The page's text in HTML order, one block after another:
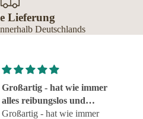
Lieferung
Deutschlands
Großartig - hat wie immer
alles reibungslos und
fehlerfrei geklappt
Großartig - hat wie immer